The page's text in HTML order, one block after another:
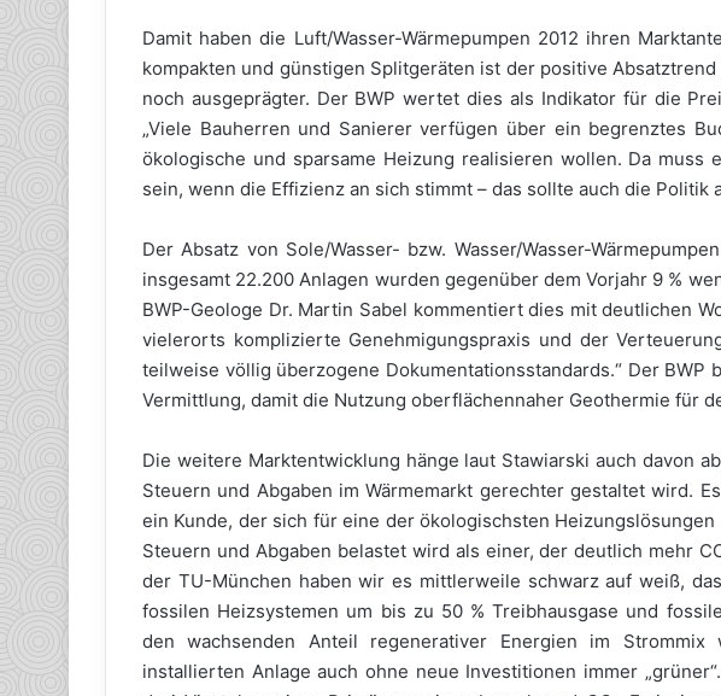
Damit haben die Luft/Wasser-Wärmepumpen 2012 ihren
kompakten und günstigen Splitgeräten ist der positive
noch ausgeprägter. Der BWP wertet dies als Indikator für die
„Viele Bauherren und Sanierer verfügen über ein begrenztes
ökologische und sparsame Heizung realisieren wollen. Da muss
sein, wenn die Effizienz an sich stimmt – das sollte auch die Politik
Der Absatz von Sole/Wasser- bzw. Wasser/Wasser-
insgesamt 22.200 Anlagen wurden gegenüber dem Vorjahr 9 %
BWP-Geologe Dr. Martin Sabel kommentiert dies mit deutlichen
vielerorts komplizierte Genehmigungspraxis und der
teilweise völlig überzogene Dokumentationsstandards.“ Der BWP
Vermittlung, damit die Nutzung oberflächennaher Geothermie für
Die weitere Marktentwicklung hänge laut Stawiarski auch davon
Steuern und Abgaben im Wärmemarkt gerechter gestaltet wird.
ein Kunde, der sich für eine der ökologischsten
Steuern und Abgaben belastet wird als einer, der deutlich mehr
der TU-München haben wir es mittlerweile schwarz auf weiß,
fossilen Heizsystemen um bis zu 50 % Treibhausgase und
den wachsenden Anteil regenerativer Energien im
installierten Anlage auch ohne neue Investitionen immer